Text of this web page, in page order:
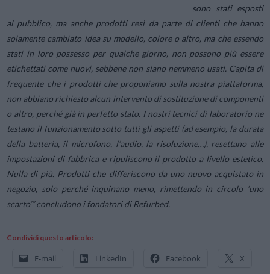
sono stati esposti
al pubblico, ma anche prodotti resi da parte di clienti che hanno
solamente cambiato idea su modello, colore o altro, ma che essendo
stati in loro possesso per qualche giorno, non possono più essere
etichettati come nuovi, sebbene non siano nemmeno usati. Capita di
frequente che i prodotti che proponiamo sulla nostra piattaforma,
non abbiano richiesto alcun intervento di sostituzione di componenti
o altro, perché già in perfetto stato. I nostri tecnici di laboratorio ne
testano il funzionamento sotto tutti gli aspetti (ad esempio, la durata
della batteria, il microfono, l’audio, la risoluzione…), resettano alle
impostazioni di fabbrica e ripuliscono il prodotto a livello estetico.
Nulla di più. Prodotti che differiscono da uno nuovo acquistato in
negozio, solo perché inquinano meno, rimettendo in circolo ‘uno
scarto’” concludono i fondatori di Refurbed.
Condividi questo articolo:
E-mail LinkedIn Facebook X